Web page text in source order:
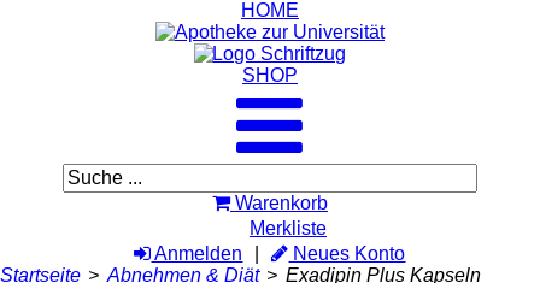
HOME
SHOP
Warenkorb
Merkliste
Anmelden
Neues Konto
Startseite > Abnehmen & Diät > Exadipin Plus Kapseln